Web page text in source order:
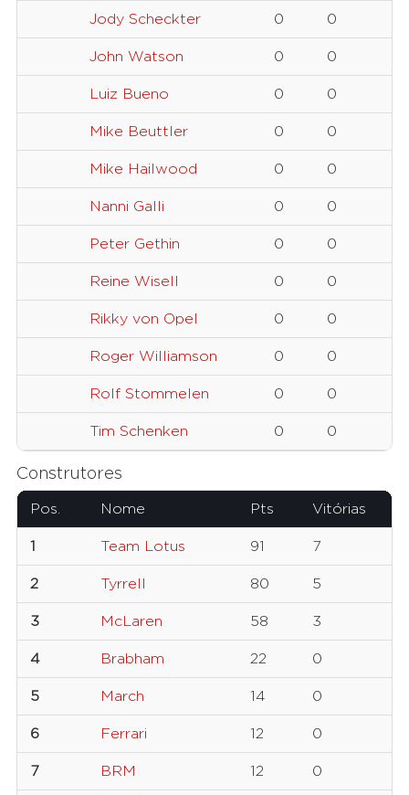
Jody Scheckter 0 0
John Watson 0 0
Luiz Bueno 0 0
Mike Beuttler 0 0
Mike Hailwood 0 0
Nanni Galli 0 0
Peter Gethin 0 0
Reine Wisell 0 0
Rikky von Opel 0 0
Roger Williamson 0 0
Rolf Stommelen 0 0
Tim Schenken 0 0
Construtores
Pos. Nome Pts Vitórias
1 Team Lotus 91 7
2 Tyrrell 80 5
3 McLaren 58 3
4 Brabham 22 0
5 March 14 0
6 Ferrari 12 0
7 BRM 12 0